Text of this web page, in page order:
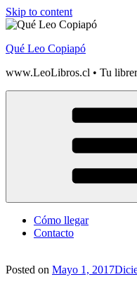
Skip to content
Qué Leo Copiapó
www.LeoLibros.cl • Tu
Cómo llegar
Contacto
Posted on Mayo 1, 2017